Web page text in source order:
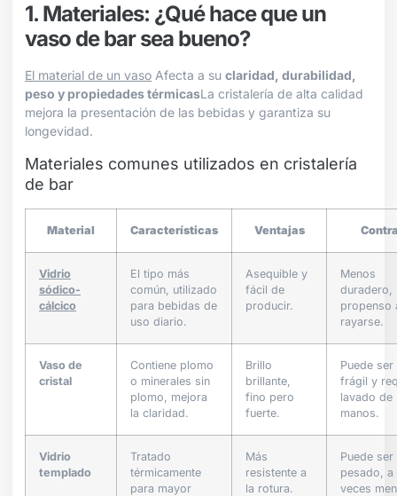
1. Materiales: ¿Qué hace que un
vaso de bar sea bueno?
El material de un vaso Afecta a su claridad, durabilidad,
peso y propiedades térmicasLa cristalería de alta calidad
mejora la presentación de las bebidas y garantiza su
longevidad.
Materiales comunes utilizados en cristalería
de bar
Material Características Ventajas
Vidrio
sódico-
cálcico
El tipo más
común, utilizado
para bebidas de
uso diario.
Asequible y
fácil de
producir.
Menos
duradero,
propenso
rayarse.
Vaso de
cristal
Contiene plomo
o minerales sin
plomo, mejora
la claridad.
Brillo
brillante,
fino pero
fuerte.
Puede ser
frágil y
lavado de
manos.
Vidrio
templado
Tratado
térmicamente
para mayor
Más
resistente a
la rotura.
Puede ser
pesado, a
veces